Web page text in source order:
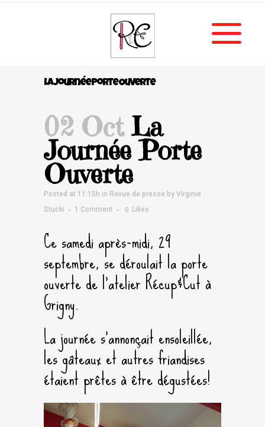
La Journée Porte Ouverte
02 OctLa
Journée Porte
Ouverte
Posted at 11:15h in Revue de presse by Virginie
Stucki
1 Comment 0 Likes
Ce samedi après-midi, 29
septembre, se déroulait la porte
ouverte de l’atelier Récup&Cut à
Grigny.
La journée s’annonçait ensoleillée,
les gâteaux et autres friandises
étaient prêtes à être dégustées!